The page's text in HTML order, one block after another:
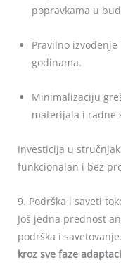
popravkama u
Pravilno
godinama.
Minimalizaciju
materijala i radne
Investicija u
funkcionalan i bez
9. Podrška i saveti
Još jedna prednost
podrška i
kroz sve faze